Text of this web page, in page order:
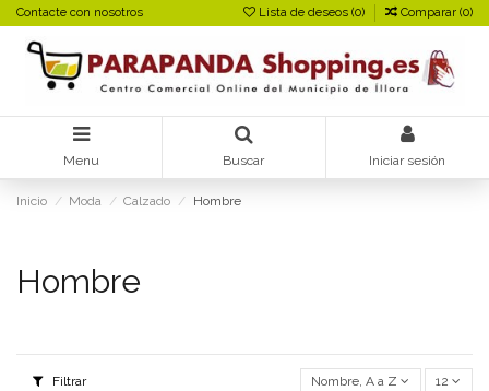
Contacte con nosotros Lista de deseos (0) Comparar (0)
Menu Buscar Iniciar sesión
Inicio Moda Calzado Hombre
Hombre
Filtrar Nombre, A a Z 12